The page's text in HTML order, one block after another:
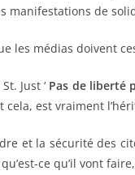
manifestations de
les médias doivent
Just ‘ Pas de liberté
est vraiment
et la sécurité des
ce qu’il vont